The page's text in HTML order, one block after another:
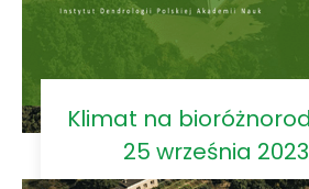
Klimat na
25 września 2023